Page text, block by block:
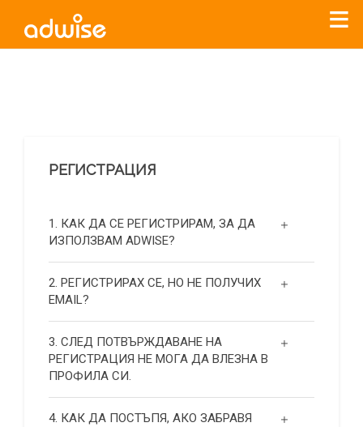
РЕГИСТРАЦИЯ
1. КАК ДА СЕ РЕГИСТРИРАМ, ЗА ДА
ИЗПОЛЗВАМ ADWISE?
2. РЕГИСТРИРАХ СЕ, НО НЕ ПОЛУЧИХ
EMAIL?
3. СЛЕД ПОТВЪРЖДАВАНЕ НА
РЕГИСТРАЦИЯ НЕ МОГА ДА ВЛЕЗНА В
ПРОФИЛА СИ.
4. КАК ДА ПОСТЪПЯ, АКО ЗАБРАВЯ